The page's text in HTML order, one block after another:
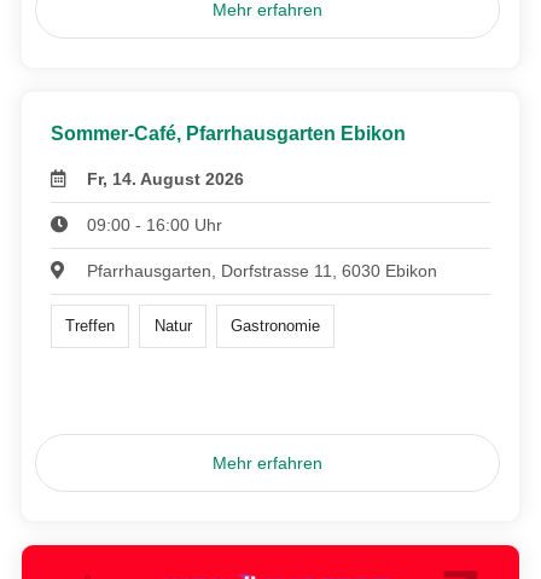
Mehr erfahren
Sommer-Café, Pfarrhausgarten Ebikon
Fr, 14. August 2026
09:00 - 16:00 Uhr
Pfarrhausgarten, Dorfstrasse 11, 6030 Ebikon
Treffen Natur Gastronomie
Mehr erfahren